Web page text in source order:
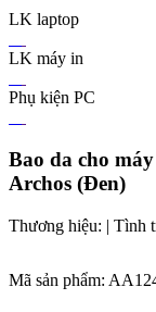
LK laptop
LK máy in
Phụ kiện PC
Bao da cho
Archos (Đen)
Thương hiệu: | Tình
Mã sản phẩm: